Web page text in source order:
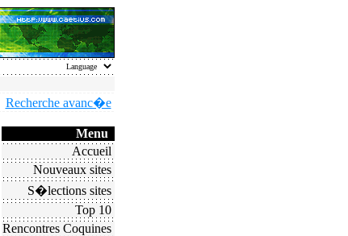
Recherche avanc�e
Menu
Accueil
Nouveaux sites
S�lections sites
Top 10
Rencontres Coquines